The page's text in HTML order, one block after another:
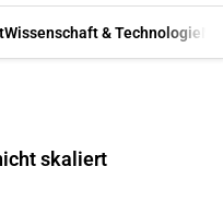
Wissenschaft & Technologie
skaliert